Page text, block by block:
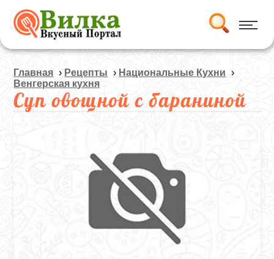
Главная › Рецепты › Национальные Кухни ›
Венгерская кухня
Суп овощной с бараниной